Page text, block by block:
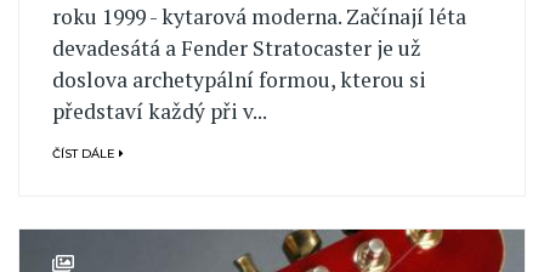
roku 1999 - kytarová moderna. Začínají léta
devadesátá a Fender Stratocaster je už
doslova archetypální formou, kterou si
představí každý při v...
ČÍST DÁLE